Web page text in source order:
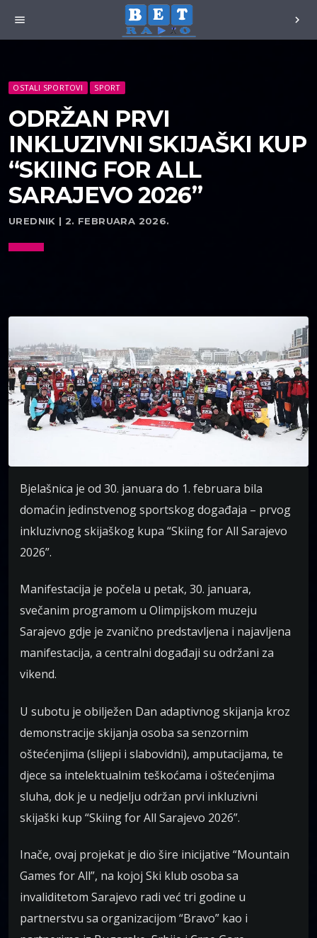
menu chevron_right
OSTALI SPORTOVI SPORT
ODRŽAN PRVI
INKLUZIVNI SKIJAŠKI KUP
“SKIING FOR ALL
SARAJEVO 2026”
UREDNIK | 2. FEBRUARA 2026.
Bjelašnica je od 30. januara do 1. februara bila
domaćin jedinstvenog sportskog događaja – prvog
inkluzivnog skijaškog kupa “Skiing for All Sarajevo
2026”.
Manifestacija je počela u petak, 30. januara,
svečanim programom u Olimpijskom muzeju
Sarajevo gdje je zvanično predstavljena i najavljena
manifestacija, a centralni događaji su održani za
vikend.
U subotu je obilježen Dan adaptivnog skijanja kroz
demonstracije skijanja osoba sa senzornim
oštećenjima (slijepi i slabovidni), amputacijama, te
djece sa intelektualnim teškoćama i oštećenjima
sluha, dok je u nedjelju održan prvi inkluzivni
skijaški kup “Skiing for All Sarajevo 2026”.
Inače, ovaj projekat je dio šire inicijative “Mountain
Games for All”, na kojoj Ski klub osoba sa
invaliditetom Sarajevo radi već tri godine u
partnerstvu sa organizacijom “Bravo” kao i